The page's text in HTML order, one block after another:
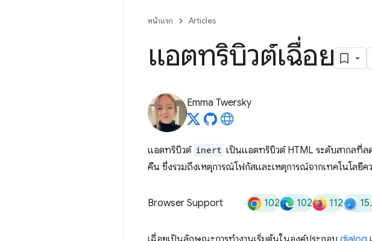
หน้าแรก Articles
แอตทริบิวต์เฉื่อย
Emma Twersky
แอตทริบิวต์ inert เป็นแอตทริบิวต์ HTML ระดับสากลที่
คืน ซึ่งรวมถึงเหตุการณ์โฟกัสและเหตุการณ์จากเทคโนโลยีค
Browser Support 102 102 112